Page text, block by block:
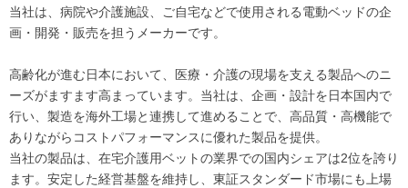
当社は、病院や介護施設、ご自宅などで使用される電動ベッドの企
画・開発・販売を担うメーカーです。
高齢化が進む日本において、医療・介護の現場を支える製品へのニ
ーズがますます高まっています。当社は、企画・設計を日本国内で
行い、製造を海外工場と連携して進めることで、高品質・高機能で
ありながらコストパフォーマンスに優れた製品を提供。
当社の製品は、在宅介護用ベットの業界での国内シェアは2位を誇り
ます。安定した経営基盤を維持し、東証スタンダード市場にも上場